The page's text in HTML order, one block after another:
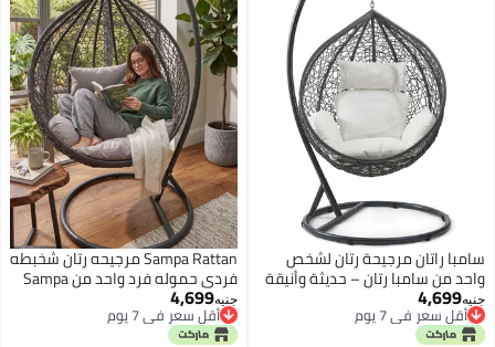
سامبا راتان مرجيحة رتان لشخص
واحد من سامبا رتان – حديثة وأنيقة
للهروب في الهواء الطلق
جنيه4,699
أقل سعر في 7 يوم
أقل سعر في 7 يوم
Sampa Rattan مرجيحه رتان شخبطه
فردى حموله فرد واحد من Sampa
Rattan
جنيه4,699
أقل سعر في 7 يوم
أقل سعر في 7 يوم